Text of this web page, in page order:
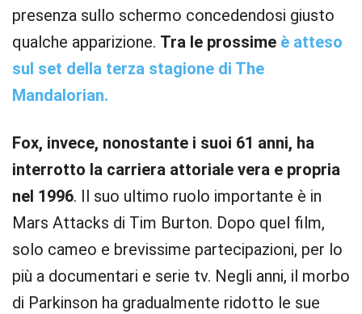
presenza sullo schermo concedendosi giusto
qualche apparizione. Tra le prossime è atteso
sul set della terza stagione di The
Mandalorian.
Fox, invece, nonostante i suoi 61 anni, ha
interrotto la carriera attoriale vera e propria
nel 1996. Il suo ultimo ruolo importante è in
Mars Attacks di Tim Burton. Dopo quel film,
solo cameo e brevissime partecipazioni, per lo
più a documentari e serie tv. Negli anni, il morbo
di Parkinson ha gradualmente ridotto le sue